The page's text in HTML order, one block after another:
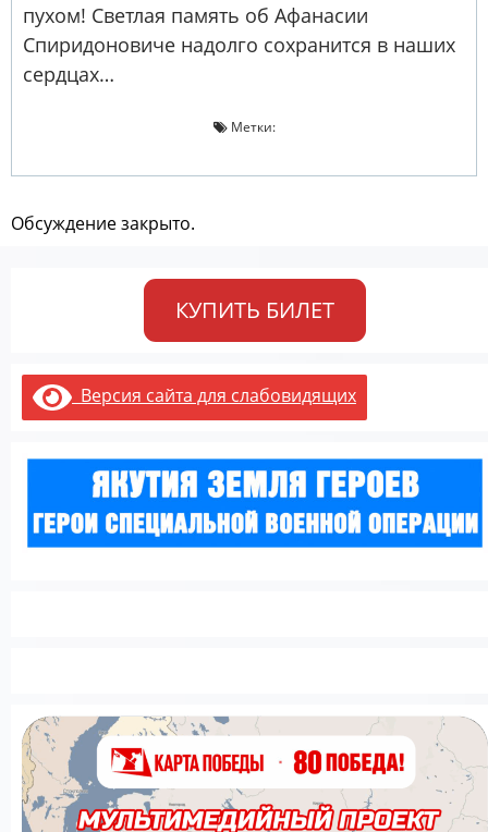
пухом! Светлая память об Афанасии
Спиридоновиче надолго сохранится в наших
сердцах…
Метки:
Обсуждение закрыто.
КУПИТЬ БИЛЕТ
Версия сайта для слабовидящих